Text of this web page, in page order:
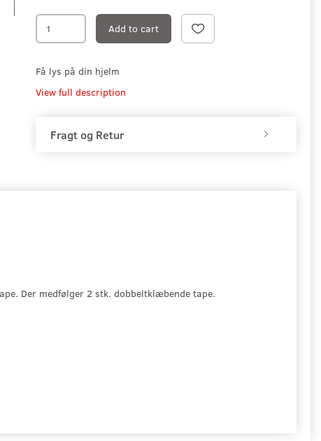
Add to cart
Få lys på din hjelm
View full description
Fragt og Retur
Der medfølger 2 stk. dobbeltklæbende tape.